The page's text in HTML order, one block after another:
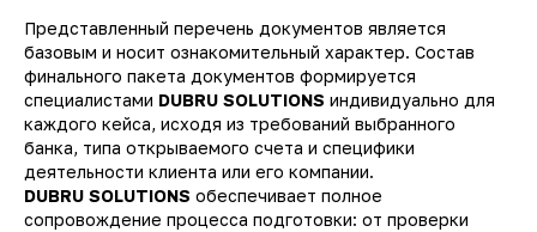
Представленный перечень документов является
базовым и носит ознакомительный характер. Состав
финального пакета документов формируется
специалистами DUBRU SOLUTIONS индивидуально для
каждого кейса, исходя из требований выбранного
банка, типа открываемого счета и специфики
деятельности клиента или его компании.
DUBRU SOLUTIONS обеспечивает полное
сопровождение процесса подготовки: от проверки